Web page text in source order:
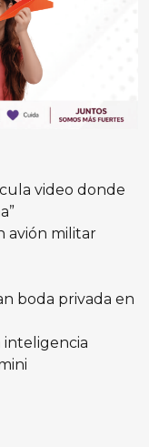
video donde
avión militar
boda privada en
inteligencia